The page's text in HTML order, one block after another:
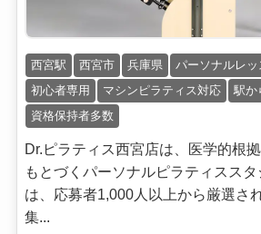
西宮駅 西宮市 兵庫県 パーソナルレッ
初心者専用
マシンピラティス対応
駅か
資格保持者多数
Dr.ピラティス西宮店は、医学的根
もとづくパーソナルピラティスス
は、応募者1,000人以上から厳選さ
集...